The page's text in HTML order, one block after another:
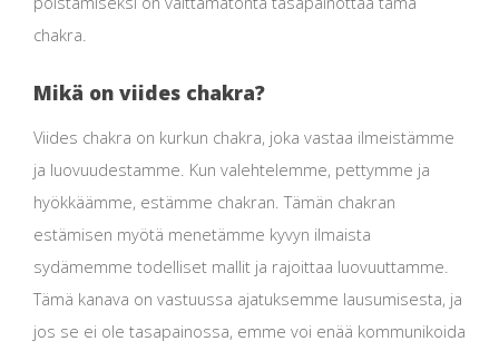
chakra.
Mikä on viides chakra?
Viides chakra on kurkun chakra, joka vastaa ilmeistämme
ja luovuudestamme. Kun valehtelemme, pettymme ja
hyökkäämme, estämme chakran. Tämän chakran
estämisen myötä menetämme kyvyn ilmaista
sydämemme todelliset mallit ja rajoittaa luovuuttamme.
Tämä kanava on vastuussa ajatuksemme lausumisesta, ja
jos se ei ole tasapainossa, emme voi enää kommunikoida